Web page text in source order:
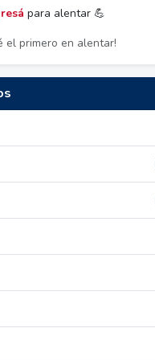
para alentar 💪
el primero en alentar!